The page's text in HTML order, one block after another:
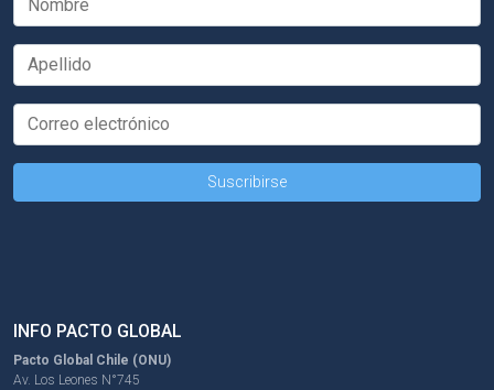
INFO PACTO GLOBAL
Pacto Global Chile (ONU)
Av. Los Leones N°745